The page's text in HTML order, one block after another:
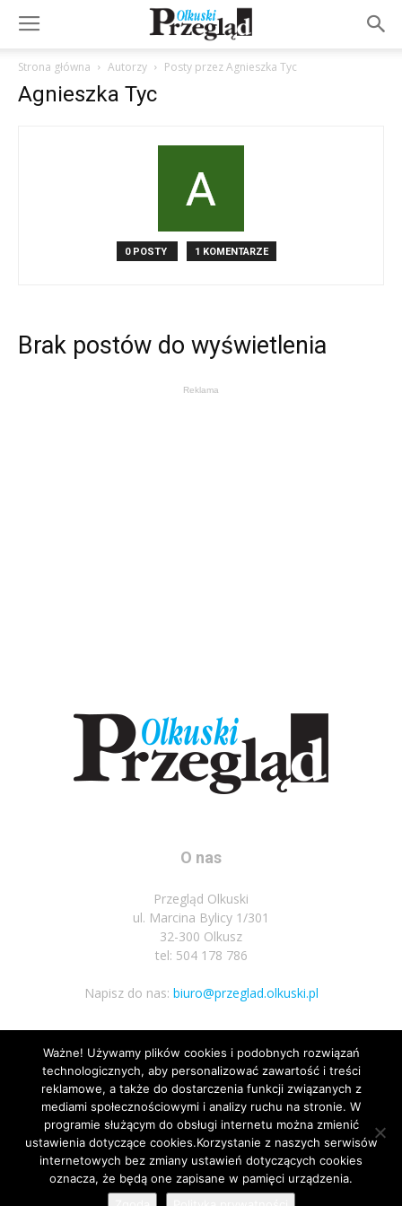
Strona główna Autorzy Posty przez Agnieszka Tyc
Agnieszka Tyc
0 POSTY 1 KOMENTARZE
Brak postów do wyświetlenia
Reklama
O nas
Przegląd Olkuski
ul. Marcina Bylicy 1/301
32-300 Olkusz
tel: 504 178 786
Napisz do nas: biuro@przeglad.olkuski.pl
Podążaj za nami
Nota prawna Polityka prywatnosci Kariera Regulamin
Ważne! Używamy plików cookies i podobnych rozwiązań
technologicznych, aby personalizować zawartość i treści
reklamowe, a także do dostarczenia funkcji związanych z
mediami społecznościowymi i analizy ruchu na stronie. W
programie służącym do obsługi internetu można zmienić
ustawienia dotyczące cookies.Korzystanie z naszych serwisów
internetowych bez zmiany ustawień dotyczących cookies
oznacza, że będą one zapisane w pamięci urządzenia.